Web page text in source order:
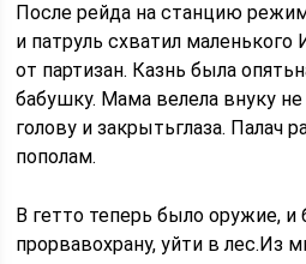
После рейда на станцию
и патруль схватил маленького
от партизан. Казнь была
бабушку. Мама велела внуку не
голову и закрытьглаза. Палач
пополам.
В гетто теперь было оружие,
прорвавохрану, уйти в лес.Из